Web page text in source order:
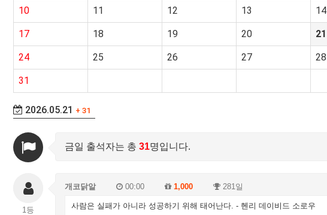
10 11 12 13 14
17 18 19 20 21
24 25 26 27 28
31
2026.05.21 + 31
금일 출석자는 총 31명입니다.
1등
개코닭알 00:00 1,000 281일
사람은 실패가 아니라 성공하기 위해 태어난다. - 헨리 데이비드 소로우